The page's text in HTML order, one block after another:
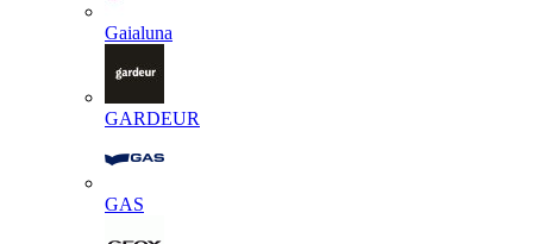
Gaialuna
GARDEUR
GAS